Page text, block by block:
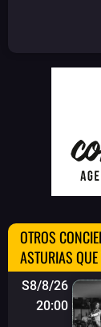
OTROS
ASTURIAS QUE
S8/8/26
20:00